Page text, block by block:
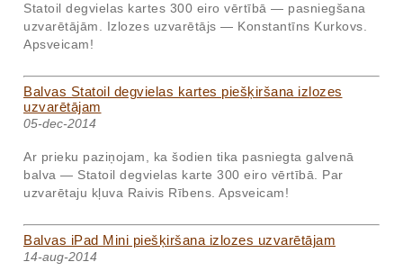
Statoil degvielas kartes 300 eiro vērtībā — pasniegšana
uzvarētājām. Izlozes uzvarētājs — Konstantīns Kurkovs.
Apsveicam!
Balvas Statoil degvielas kartes piešķiršana izlozes
uzvarētājam
05-dec-2014
Ar prieku paziņojam, ka šodien tika pasniegta galvenā
balva — Statoil degvielas karte 300 eiro vērtībā. Par
uzvarētaju kļuva Raivis Rībens. Apsveicam!
Balvas iPad Mini piešķiršana izlozes uzvarētājam
14-aug-2014